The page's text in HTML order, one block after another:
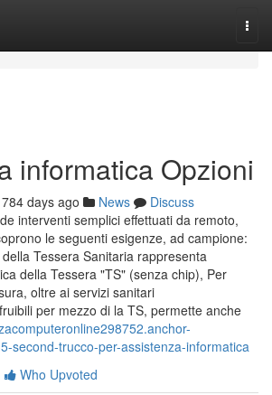
informatica Opzioni
784 days ago News
Discuss
interventi semplici effettuati da remoto,
le seguenti esigenze, ad campione:
Tessera Sanitaria rappresenta
della Tessera "TS" (senza chip), Per
oltre ai servizi sanitari
per mezzo di la TS, permette anche
second-trucco-per-assistenza-informatica
Who Upvoted